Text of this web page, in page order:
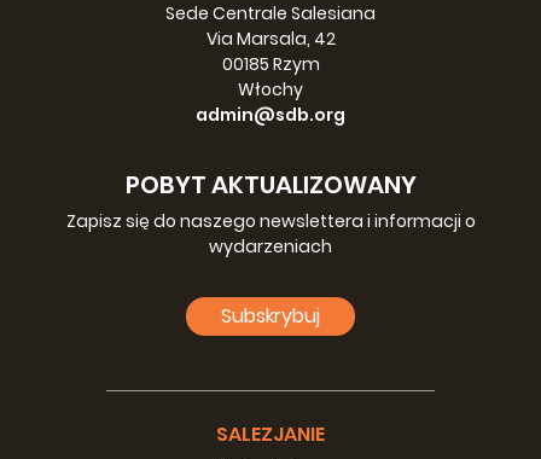
Sede Centrale Salesiana
Via Marsala, 42
00185 Rzym
Włochy
admin@sdb.org
POBYT AKTUALIZOWANY
Zapisz się do naszego newslettera i informacji o
wydarzeniach
Subskrybuj
SALEZJANIE